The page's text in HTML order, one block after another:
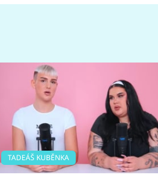
TADEÁŠ KUBĚNKA